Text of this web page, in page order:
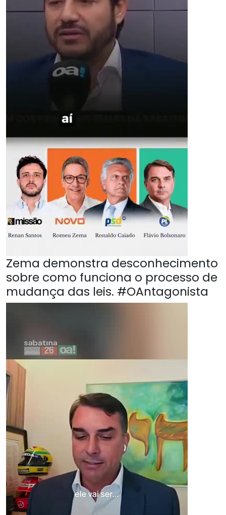
Zema demonstra desconhecimento
sobre como funciona o processo de
mudança das leis. #OAntagonista